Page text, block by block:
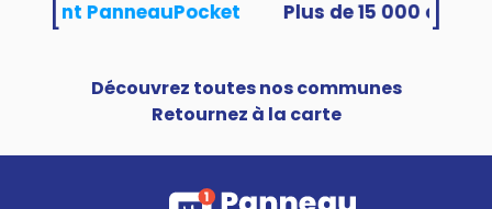
PanneauPocket
Découvrez toutes nos communes
Retournez à la carte